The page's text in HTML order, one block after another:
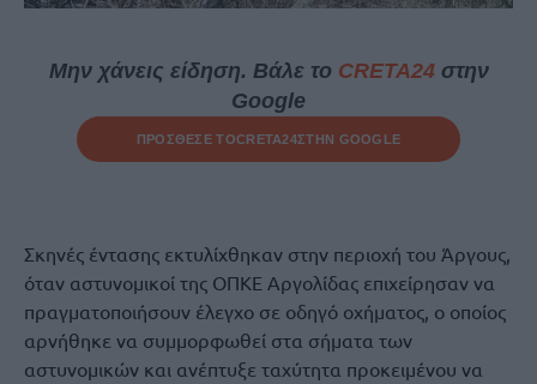
Μην χάνεις είδηση. Βάλε το CRETA24στην
Google
ΠΡΟΣΘΕΣΕ ΤΟCRETA24ΣΤΗΝ GOOGLE
Σκηνές έντασης εκτυλίχθηκαν στην περιοχή του Άργους,
όταν αστυνομικοί της ΟΠΚΕ Αργολίδας επιχείρησαν να
πραγματοποιήσουν έλεγχο σε οδηγό οχήματος, ο οποίος
αρνήθηκε να συμμορφωθεί στα σήματα των
αστυνομικών και ανέπτυξε ταχύτητα προκειμένου να